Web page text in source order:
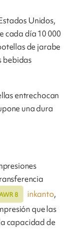
Unidos,
cada día 10 000
de jarabe
bebidas
entrechocan
una dura
8 inkanto,
que las
capacidad de